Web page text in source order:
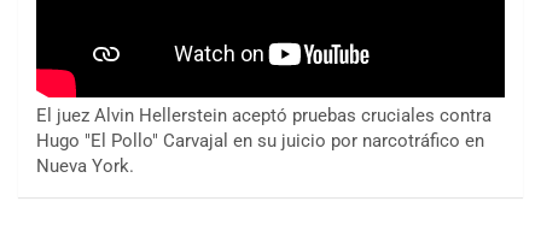
El juez Alvin Hellerstein aceptó pruebas cruciales contra
Hugo "El Pollo" Carvajal en su juicio por narcotráfico en
Nueva York.